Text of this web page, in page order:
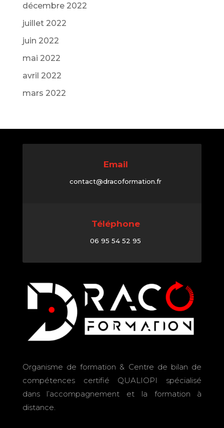
décembre 2022
juillet 2022
juin 2022
mai 2022
avril 2022
mars 2022
Email
contact@dracoformation.fr
Téléphone
06 95 54 52 95
Organisme de formation & Centre de bilan de
compétences certifié QUALIOPI spécialisé
dans l’accompagnement et la formation à
distance.